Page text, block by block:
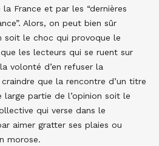
France et par les “dernières
Alors, on peut bien sûr
soit le choc qui provoque le
les lecteurs qui se ruent sur
volonté d’en refuser la
que la rencontre d’un titre
large partie de l’opinion soit le
qui verse dans le
aimer gratter ses plaies ou
morose.